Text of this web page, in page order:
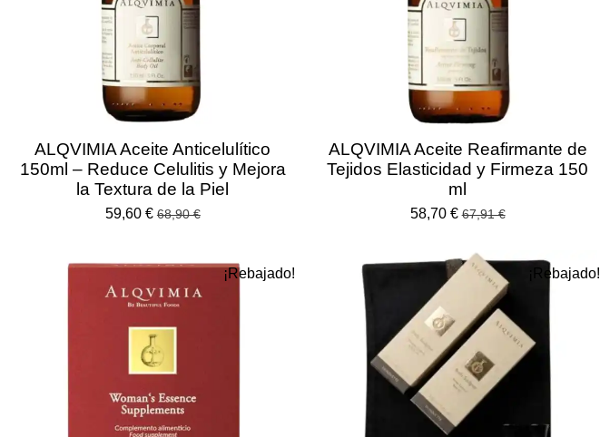
ALQVIMIA Aceite Anticelulítico
150ml – Reduce Celulitis y Mejora
la Textura de la Piel
59,60 € 68,90 €
ALQVIMIA Aceite Reafirmante de
Tejidos Elasticidad y Firmeza 150
ml
58,70 € 67,91 €
¡Rebajado! ¡Rebajado!